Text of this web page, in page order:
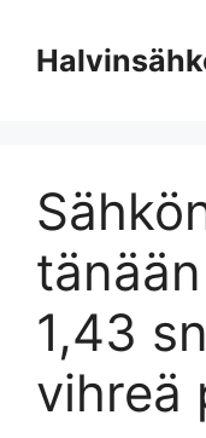
content
1,43
vihreä